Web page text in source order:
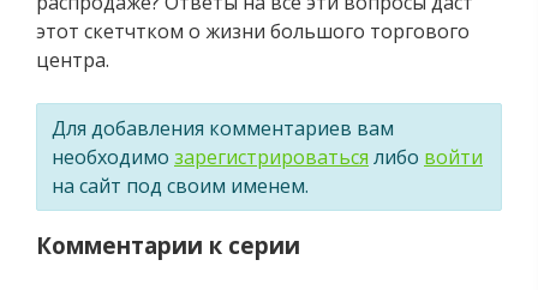
этот скетчтком о жизни большого торгового
центра.
Для добавления комментариев вам
необходимо зарегистрироваться либо войти
на сайт под своим именем.
Комментарии к серии